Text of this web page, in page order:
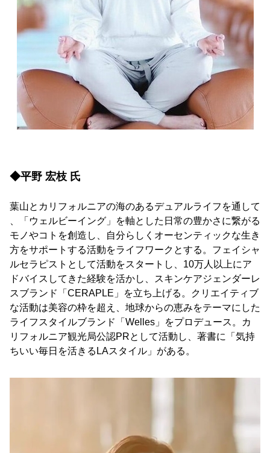
◆平野 宏枝 氏
葉山とカリフォルニアの海のあるデュアルライフを通して
、「ウェルビーイング」を軸とした日常の豊かさに繋がる
モノやコトを創造し、自分らしくオーセンティックな生き
方をサポートする活動をライフワークとする。フェイシャ
ルセラピストとして活動をスタートし、10万人以上にア
ドバイスしてきた経験を活かし、スキンケアジェンダーレ
スブランド「CERAPLE」を立ち上げる。クリエイティブ
な活動は美容の枠を超え、地球からの恵みをテーマにした
ライフスタイルブランド「Welles」をプロデュース。カ
リフォルニア観光局公認PRとして活動し、著書に「気持
ちいい毎日を活きるLAスタイル」がある。